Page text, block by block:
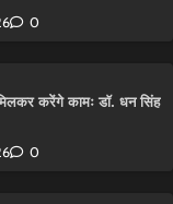
0
करेंगे कामः डाॅ. धन सिंह
0